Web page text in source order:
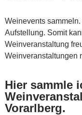
Weinevents
Aufstellung. Somit
Weinveranstaltung
Weinveranstaltungen
Hier sammle
Vorarlberg.